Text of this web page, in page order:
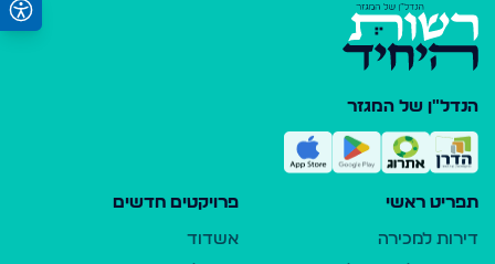
הנדל"ן של המגזר
תפריט ראשי
דירות למכירה
פרויקטים חדשים
אשדוד